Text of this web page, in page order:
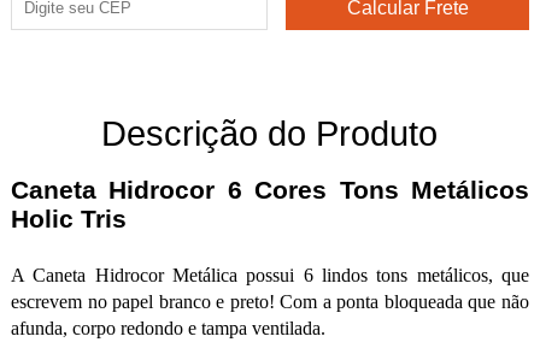
Descrição do Produto
Caneta Hidrocor 6 Cores Tons Metálicos
Holic Tris
A Caneta Hidrocor Metálica possui 6 lindos tons metálicos, que
escrevem no papel branco e preto! Com a ponta bloqueada que não
afunda, corpo redondo e tampa ventilada.